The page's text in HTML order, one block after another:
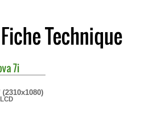
Technique
7i
(2310x1080)